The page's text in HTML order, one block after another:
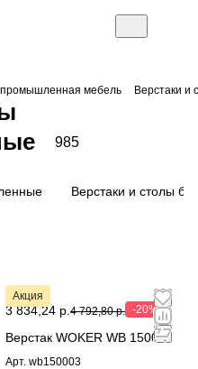
промышленная мебель Верстаки и
985
Верстаки и столы
Акция
3 834,24 р. 4 792,80 р. -20%
Верстак WOKER WB 1500/3
Арт. wb150003